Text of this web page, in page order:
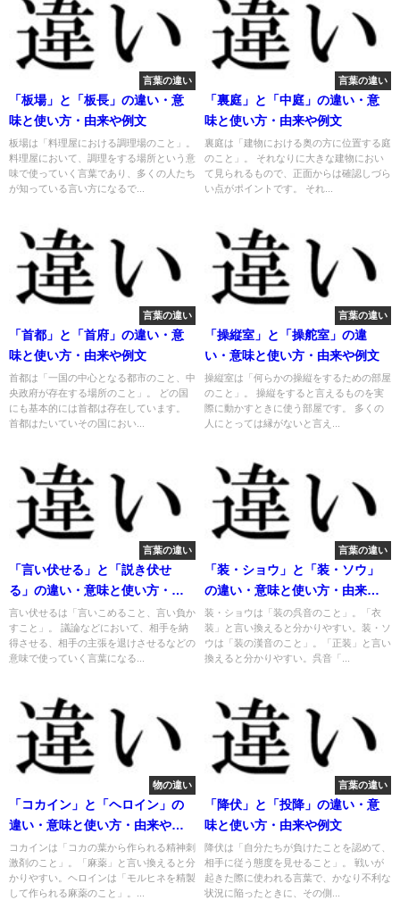
言葉の違い
「板場」と「板長」の違い・意
味と使い方・由来や例文
板場は「料理屋における調理場のこと」。
料理屋において、調理をする場所という意
味で使っていく言葉であり、多くの人たち
が知っている言い方になるで...
言葉の違い
「裏庭」と「中庭」の違い・意
味と使い方・由来や例文
裏庭は「建物における奥の方に位置する庭
のこと」。 それなりに大きな建物におい
て見られるもので、正面からは確認しづら
い点がポイントです。 それ...
言葉の違い
「首都」と「首府」の違い・意
味と使い方・由来や例文
首都は「一国の中心となる都市のこと、中
央政府が存在する場所のこと」。 どの国
にも基本的には首都は存在しています。
首都はたいていその国におい...
言葉の違い
「操縦室」と「操舵室」の違
い・意味と使い方・由来や例文
操縦室は「何らかの操縦をするための部屋
のこと」。 操縦をすると言えるものを実
際に動かすときに使う部屋です。 多くの
人にとっては縁がないと言え...
言葉の違い
「言い伏せる」と「説き伏せ
る」の違い・意味と使い方・由
来や例文
言い伏せるは「言いこめること、言い負か
すこと」。 議論などにおいて、相手を納
得させる、相手の主張を退けさせるなどの
意味で使っていく言葉になる...
言葉の違い
「装・ショウ」と「装・ソウ」
の違い・意味と使い方・由来や
例文
装・ショウは「装の呉音のこと」。「衣
装」と言い換えると分かりやすい。装・ソ
ウは「装の漢音のこと」。「正装」と言い
換えると分かりやすい。呉音「...
物の違い
「コカイン」と「ヘロイン」の
違い・意味と使い方・由来や例
文
コカインは「コカの葉から作られる精神刺
激剤のこと」。「麻薬」と言い換えると分
かりやすい。ヘロインは「モルヒネを精製
して作られる麻薬のこと」。...
言葉の違い
「降伏」と「投降」の違い・意
味と使い方・由来や例文
降伏は「自分たちが負けたことを認めて、
相手に従う態度を見せること」。 戦いが
起きた際に使われる言葉で、かなり不利な
状況に陥ったときに、その側...